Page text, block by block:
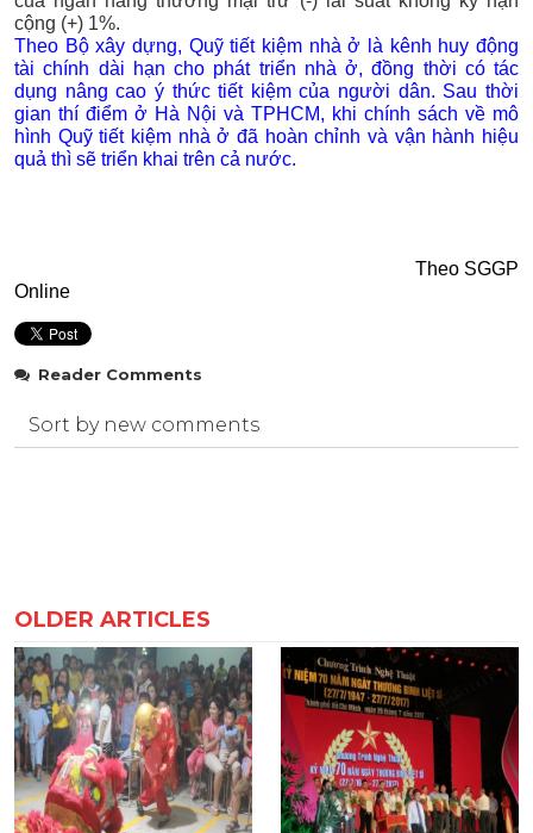
cộng (+) 1%.
Theo Bộ xây dựng, Quỹ tiết kiệm nhà ở là kênh huy động
tài chính dài hạn cho phát triển nhà ở, đồng thời có tác
dụng nâng cao ý thức tiết kiệm của người dân. Sau thời
gian thí điểm ở Hà Nội và TPHCM, khi chính sách về mô
hình Quỹ tiết kiệm nhà ở đã hoàn chỉnh và vận hành hiệu
quả thì sẽ triển khai trên cả nước.
Theo SGGP
Online
Reader Comments
OLDER ARTICLES